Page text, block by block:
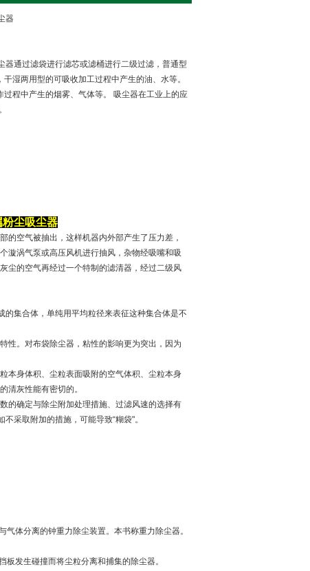
器
器通过滤袋进行滤芯或滤桶进行二级过滤，普通型
湿两用型的可吸收加工过程中产生的油、水等。
程中产生的烟雾、气体等。 吸尘器在工业上的应
粉尘吸尘器
的空气被抽出，这样机器内外部产生了压力差，
漩涡气泵或高压风机进行抽风，杂物经吸嘴和吸
尘的空气再经过一个特制的滤清器，经过二级风
集合体，单纯用平均粒径来表征这种集合体是不
性。对布袋除尘器，粘性的影响更为突出，因为
本身体积、尘粒表面吸附的空气体积、尘粒本身
清灰性能有密切的。
的确定与除尘附加处理措施、过滤风速的选择有
采取附加的措施，可能导致“糊袋"。
体分离的钟重力除尘装置。本书称重力除尘器。
板发生碰撞而将尘粒分离和捕集的除尘器。